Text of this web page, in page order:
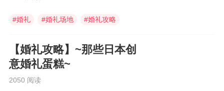
#婚礼 #婚礼场地 #婚礼攻略
【婚礼攻略】~那些日本创
意婚礼蛋糕~
2050 阅读